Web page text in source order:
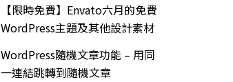
【限時免費】Envato六月的免費
WordPress主題及其他設計素材
WordPress隨機文章功能 – 用同
一連結跳轉到隨機文章